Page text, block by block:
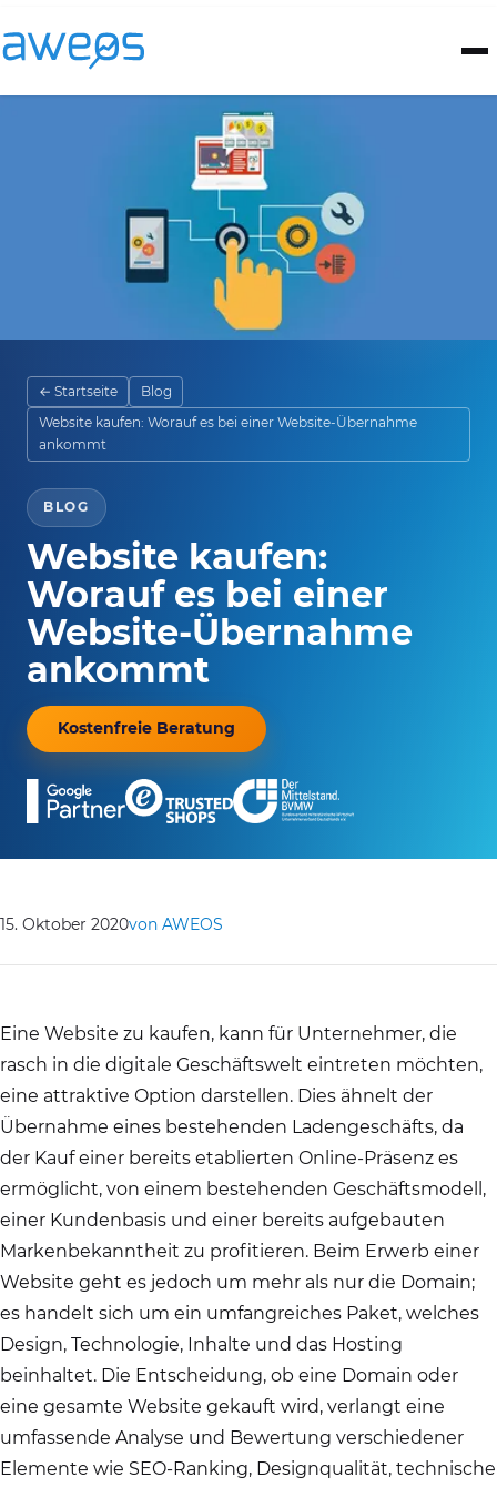
← Startseite
Blog
Website kaufen: Worauf es bei einer Website-Übernahme
ankommt
BLOG
Website kaufen:
Worauf es bei einer
Website-Übernahme
ankommt
Kostenfreie Beratung
15. Oktober 2020von AWEOS
Eine Website zu kaufen, kann für Unternehmer, die
rasch in die digitale Geschäftswelt eintreten möchten,
eine attraktive Option darstellen. Dies ähnelt der
Übernahme eines bestehenden Ladengeschäfts, da
der Kauf einer bereits etablierten Online-Präsenz es
ermöglicht, von einem bestehenden Geschäftsmodell,
einer Kundenbasis und einer bereits aufgebauten
Markenbekanntheit zu profitieren. Beim Erwerb einer
Website geht es jedoch um mehr als nur die Domain;
es handelt sich um ein umfangreiches Paket, welches
Design, Technologie, Inhalte und das Hosting
beinhaltet. Die Entscheidung, ob eine Domain oder
eine gesamte Website gekauft wird, verlangt eine
umfassende Analyse und Bewertung verschiedener
Elemente wie SEO-Ranking, Designqualität, technische